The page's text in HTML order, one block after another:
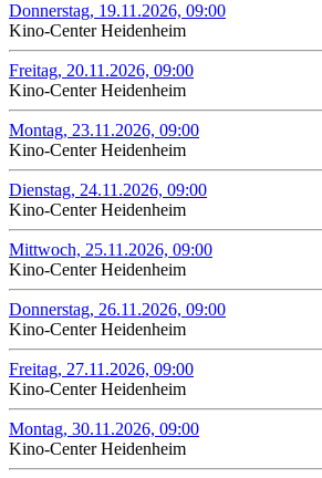
Donnerstag, 19.11.2026, 09:00
Kino-Center Heidenheim
Freitag, 20.11.2026, 09:00
Kino-Center Heidenheim
Montag, 23.11.2026, 09:00
Kino-Center Heidenheim
Dienstag, 24.11.2026, 09:00
Kino-Center Heidenheim
Mittwoch, 25.11.2026, 09:00
Kino-Center Heidenheim
Donnerstag, 26.11.2026, 09:00
Kino-Center Heidenheim
Freitag, 27.11.2026, 09:00
Kino-Center Heidenheim
Montag, 30.11.2026, 09:00
Kino-Center Heidenheim